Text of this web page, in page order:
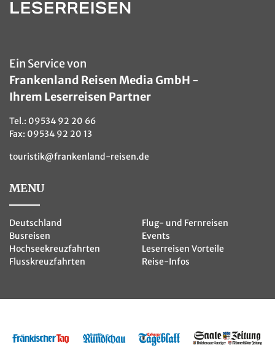
Ein Service von
Frankenland Reisen Media GmbH -
Ihrem Leserreisen Partner
Tel.: 09534 92 20 66
Fax: 09534 92 20 13
touristik@frankenland-reisen.de
MENU
Deutschland
Busreisen
Hochseekreuzfahrten
Flusskreuzfahrten
Flug- und Fernreisen
Events
Leserreisen Vorteile
Reise-Infos